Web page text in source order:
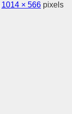
1014 × 566 pixels